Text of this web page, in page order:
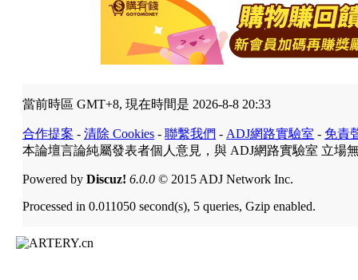
當前時區 GMT+8, 現在時間是 2026-8-8 20:33
合作提案 - 清除 Cookies - 聯繫我們 - ADJ網路實驗室 - 免責
本論壇言論純屬發表者個人意見，與 ADJ網路實驗室 立場
Powered by Discuz! 6.0.0 © 2015 ADJ Network Inc.
Processed in 0.011050 second(s), 5 queries, Gzip enabled.